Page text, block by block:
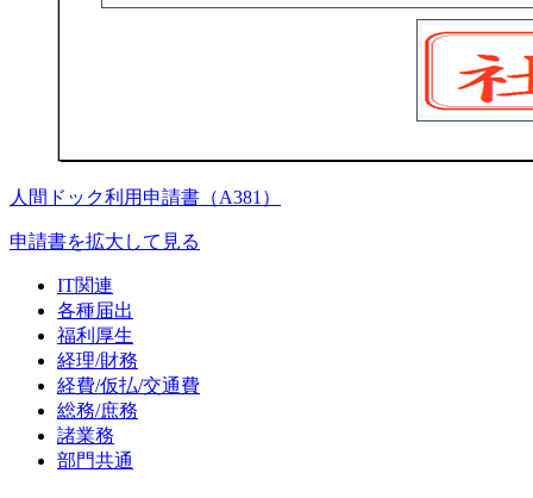
人間ドック利用申請書（A381）
申請書を拡大して見る
IT関連
各種届出
福利厚生
経理/財務
経費/仮払/交通費
総務/庶務
諸業務
部門共通